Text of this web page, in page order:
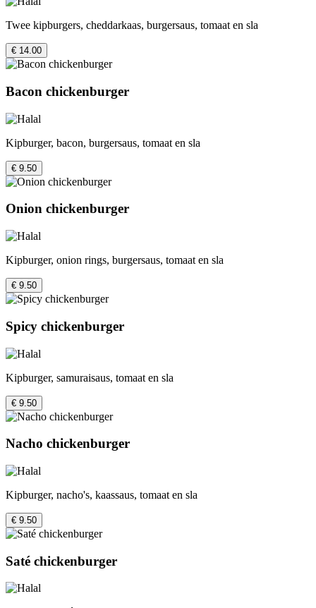
Twee kipburgers, cheddarkaas, burgersaus, tomaat en sla
€ 14.00
Bacon chickenburger
Kipburger, bacon, burgersaus, tomaat en sla
€ 9.50
Onion chickenburger
Kipburger, onion rings, burgersaus, tomaat en sla
€ 9.50
Spicy chickenburger
Kipburger, samuraisaus, tomaat en sla
€ 9.50
Nacho chickenburger
Kipburger, nacho's, kaassaus, tomaat en sla
€ 9.50
Saté chickenburger